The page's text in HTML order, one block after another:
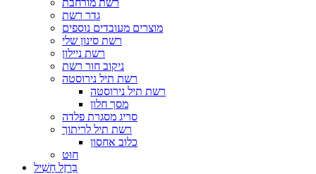
גדר רשת
מוצרים מעובדים נוספים
רשת סינון שלי
רשת ניילון
ניקוב חור רשת
רשת תיל נירוסטה
רשת תיל נירוסטה
מסך חלון
סריג מסגרת פלדה
רשת תיל לריתוך
כלוב אחסון
חוּט
בַּרזֶל חָשִׁיל